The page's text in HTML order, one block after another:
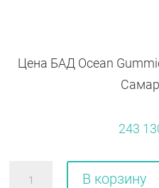
Цена БАД Ocean
243
В корзину